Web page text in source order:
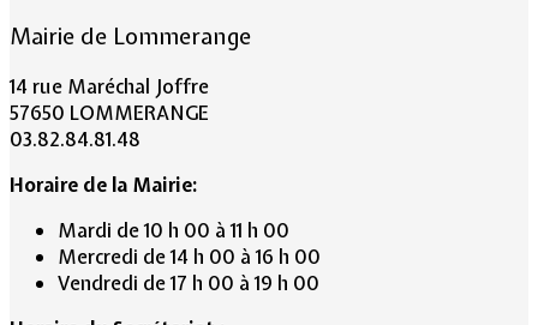
Mairie de Lommerange
14 rue Maréchal Joffre
57650 LOMMERANGE
03.82.84.81.48
Horaire de la Mairie:
Mardi de 10 h 00 à 11 h 00
Mercredi de 14 h 00 à 16 h 00
Vendredi de 17 h 00 à 19 h 00